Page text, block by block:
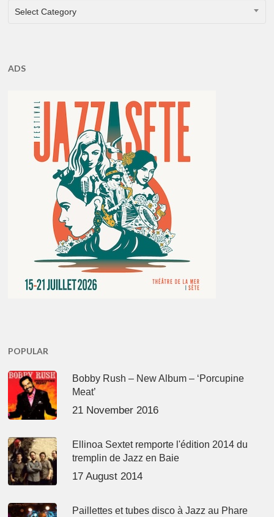
CATEGORIES
Select Category
ADS
POPULAR
Bobby Rush – New Album – ‘Porcupine
Meat’
21 November 2016
Ellinoa Sextet remporte l'édition 2014 du
tremplin de Jazz en Baie
17 August 2014
Paillettes et tubes disco à Jazz au Phare